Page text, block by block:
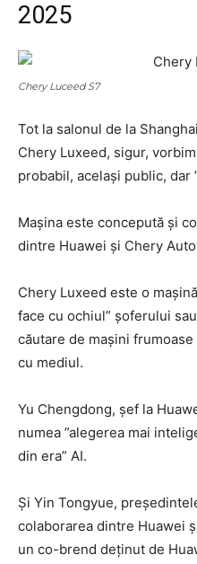
2025
Chery Luceed S7
Tot la salonul de la
Chery Luxeed, sigur,
probabil, același public, dar
Mașina este concepută și
dintre Huawei și Chery
Chery Luxeed este o
face cu ochiul” șoferului
căutare de mașini
cu mediul.
Yu Chengdong, șef la
numea ”alegerea mai
din era” AI.
Și Yin Tongyue,
colaborarea dintre Huawei
un co-brend deținut de